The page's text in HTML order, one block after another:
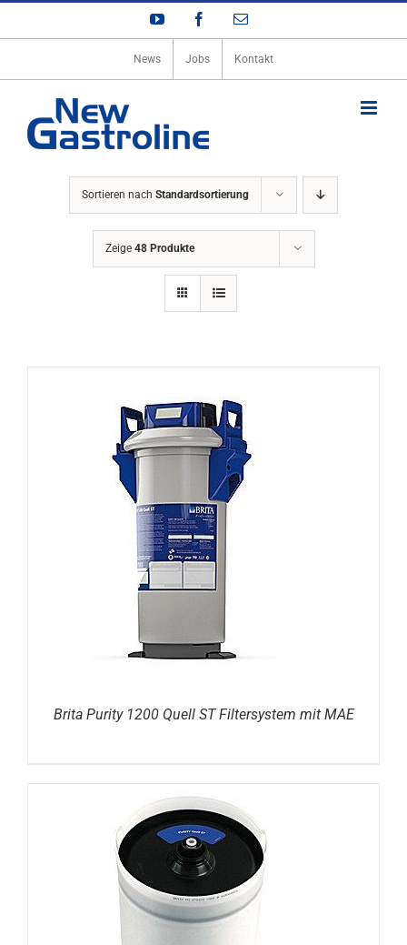
Zum
YouTube Facebook
E-
News Jobs Kontakt
Sortieren nach Standardsortierung
Zeige 48 Produkte
DETAILS
Brita Purity 1200 Quell ST Filtersystem mit MAE